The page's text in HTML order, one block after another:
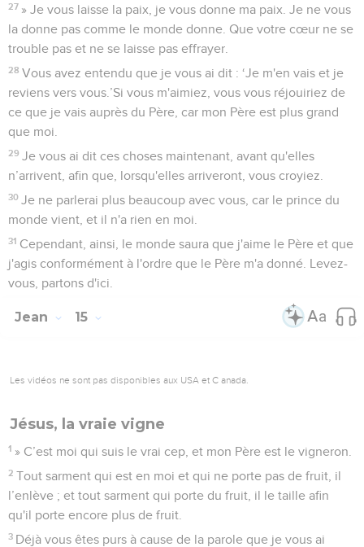
27 » Je vous laisse la paix, je vous donne ma paix. Je ne vous
la donne pas comme le monde donne. Que votre cœur ne se
trouble pas et ne se laisse pas effrayer.
28 Vous avez entendu que je vous ai dit : ‘Je m'en vais et je
reviens vers vous.’Si vous m'aimiez, vous vous réjouiriez de
ce que je vais auprès du Père, car mon Père est plus grand
que moi.
29 Je vous ai dit ces choses maintenant, avant qu'elles
n’arrivent, afin que, lorsqu'elles arriveront, vous croyiez.
30 Je ne parlerai plus beaucoup avec vous, car le prince du
monde vient, et il n'a rien en moi.
31 Cependant, ainsi, le monde saura que j'aime le Père et que
j'agis conformément à l'ordre que le Père m'a donné. Levez-
vous, partons d'ici.
Jean 15
Les vidéos ne sont pas disponibles aux USA et C anada.
Jésus, la vraie vigne
1 » C’est moi qui suis le vrai cep, et mon Père est le vigneron.
2 Tout sarment qui est en moi et qui ne porte pas de fruit, il
l’enlève ; et tout sarment qui porte du fruit, il le taille afin
qu'il porte encore plus de fruit.
3 Déjà vous êtes purs à cause de la parole que je vous ai